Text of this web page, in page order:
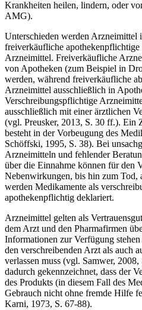
Krankheiten heilen, lindern, oder
AMG).
Unterschieden werden Arzneimittel
freiverkäufliche
Arzneimittel. Freiverkäufliche
von Apotheken (zum Beispiel in
werden, während freiverkäufliche
Arzneimittel ausschließlich in
Verschreibungspflichtige
ausschließlich mit einer ärztlichen
(vgl. Preusker, 2013, S. 30 ff.). Ein
besteht in der Vorbeugung des
Schöffski, 1995, S. 38). Bei
Arzneimitteln und fehlender
über die Einnahme können für den
Nebenwirkungen, bis hin zum Tod,
werden Medikamente als
apothekenpflichtig deklariert.
Arzneimittel gelten als
dem Arzt und den Pharmafirmen
Informationen zur Verfügung
den verschreibenden Arzt als auch
verlassen muss (vgl. Samwer,
dadurch gekennzeichnet, dass der
des Produkts (in diesem Fall des
Gebrauch nicht ohne fremde Hilfe
Karni, 1973, S. 67-88).